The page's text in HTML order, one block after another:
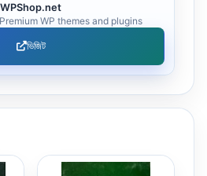
WPShop.net
WP themes and plugins
ভিজিট